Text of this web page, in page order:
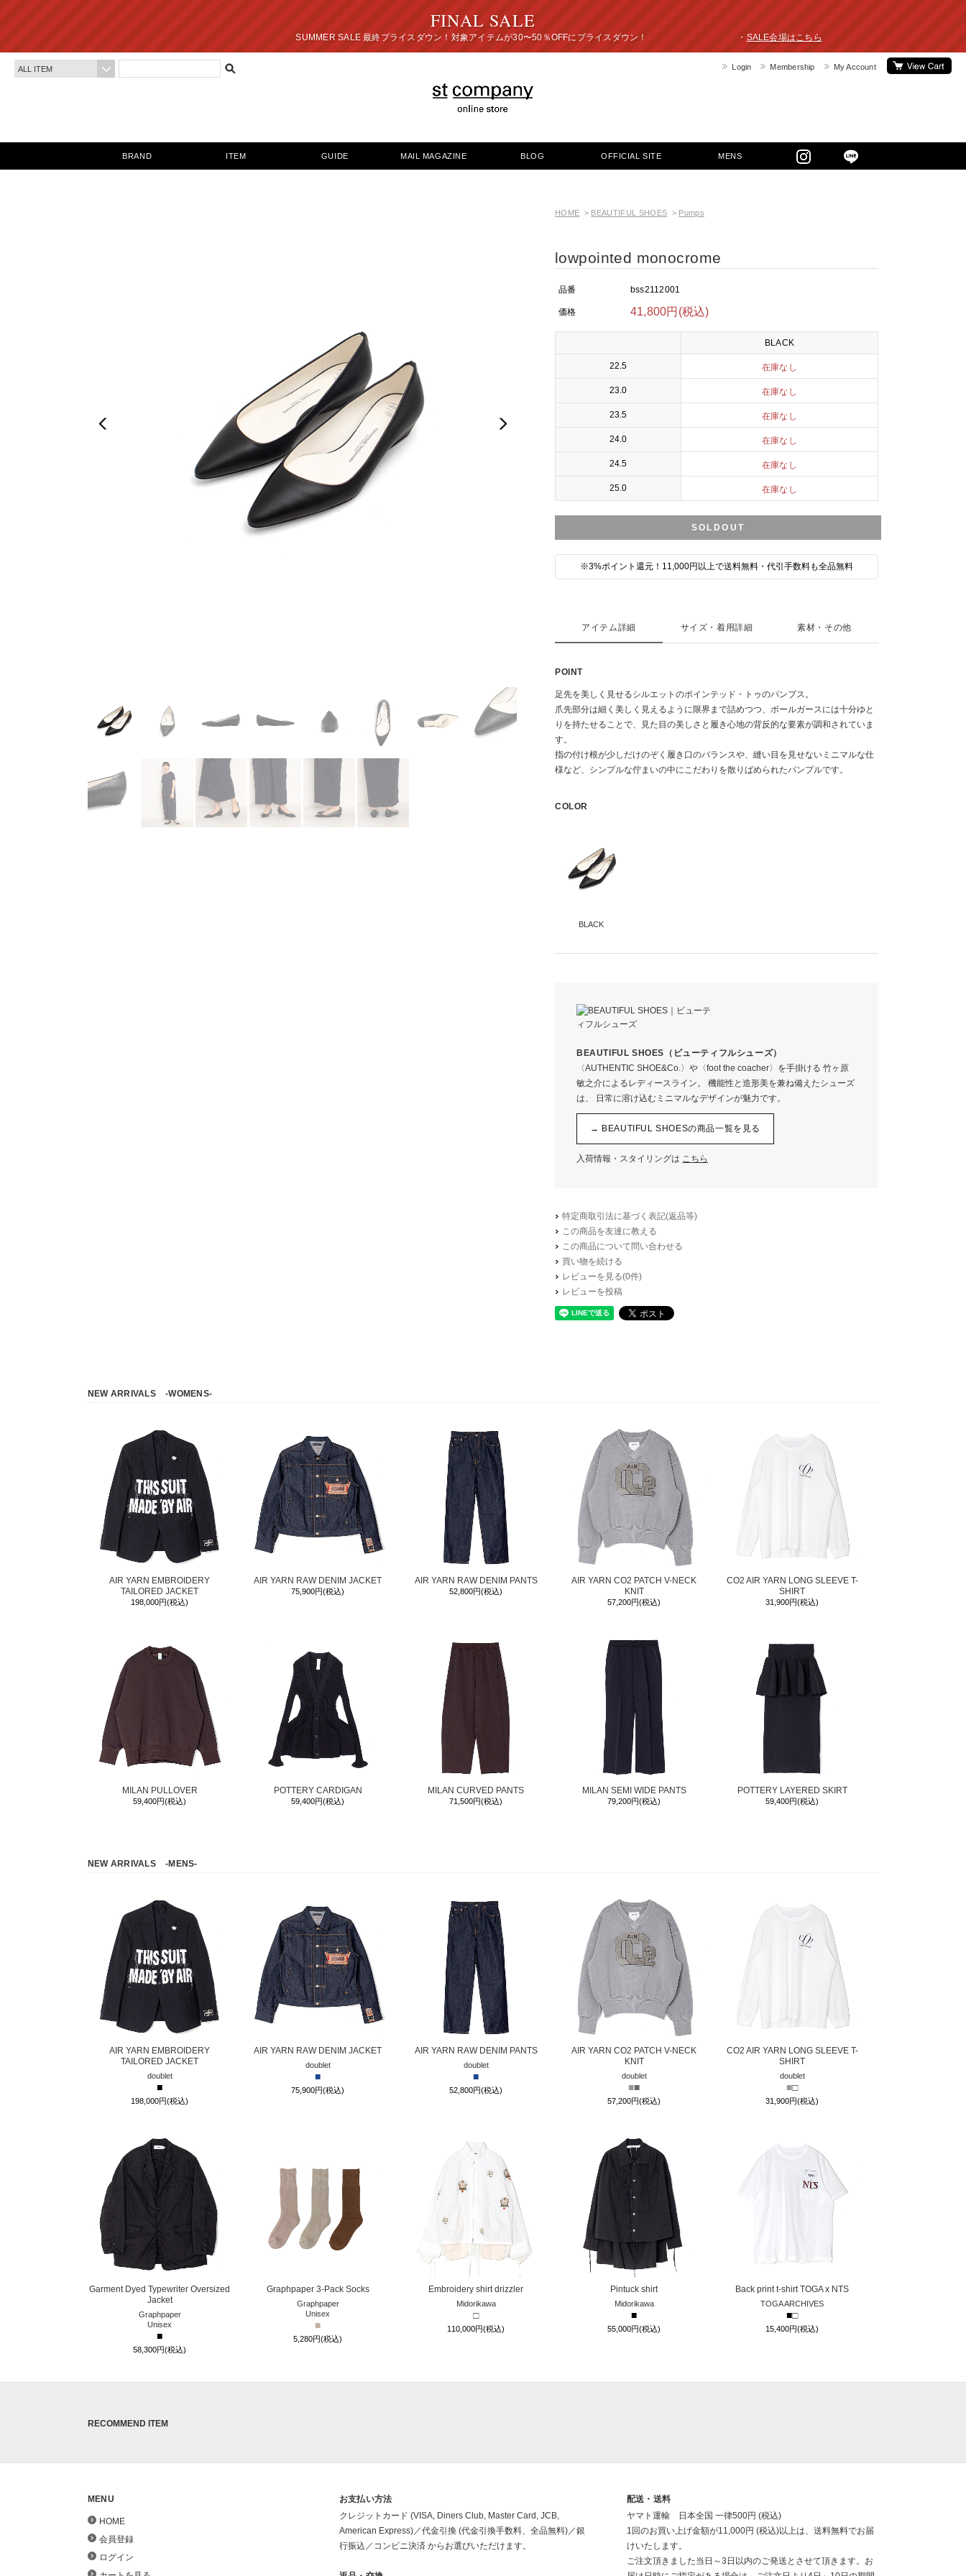
FINAL SALE
SUMMER SALE 最終プライスダウン！対象アイテムが30〜50％OFFにプライスダウン！ ・ SALE会場はこちら
My Account
Membership
Login
BRAND ITEM GUIDE MAIL MAGAZINE BLOG OFFICIAL SITE MENS
Previous Next
HOME > BEAUTIFUL SHOES > Pumps
lowpointed monocrome
品番 bss2112001
価格 41,800円(税込)
BLACK
22.5 在庫なし
23.0 在庫なし
23.5 在庫なし
24.0 在庫なし
24.5 在庫なし
25.0 在庫なし
SOLDOUT
※3%ポイント還元！11,000円以上で送料無料・代引手数料も全品無料
アイテム詳細
POINT
足先を美しく見せるシルエットのポインテッド・トゥのパンプス。
爪先部分は細く美しく見えるように限界まで詰めつつ、ボールガースには十分ゆと
りを持たせることで、見た目の美しさと履き心地の背反的な要素が調和されていま
す。
指の付け根が少しだけのぞく履き口のバランスや、縫い目を見せないミニマルな仕
様など、シンプルな佇まいの中にこだわりを散りばめられたパンプルです。
COLOR
BLACK
サイズ・着用詳細 素材・その他
本体
製法 セメント製法
BEAUTIFUL SHOES（ビューティフルシューズ）
〈AUTHENTIC SHOE&Co.〉や〈foot the coacher〉を手掛ける 竹ヶ原
敏之介によるレディースライン。 機能性と造形美を兼ね備えたシューズ
は、 日常に溶け込むミニマルなデザインが魅力です。
→ BEAUTIFUL SHOESの商品一覧を見る
入荷情報・スタイリングは こちら
特定商取引法に基づく表記(返品等)
この商品を友達に教える
この商品について問い合わせる
買い物を続ける
レビューを見る(0件)
レビューを投稿
NEW ARRIVALS -WOMENS-
AIR YARN EMBROIDERY
TAILORED JACKET
198,000円(税込)
AIR YARN RAW DENIM JACKET
75,900円(税込)
AIR YARN RAW DENIM PANTS
52,800円(税込)
AIR YARN CO2 PATCH V-NECK
KNIT
57,200円(税込)
CO2 AIR YARN LONG SLEEVE T-
SHIRT
31,900円(税込)
MILAN PULLOVER
59,400円(税込)
POTTERY CARDIGAN
59,400円(税込)
MILAN CURVED PANTS
71,500円(税込)
MILAN SEMI WIDE PANTS
79,200円(税込)
POTTERY LAYERED SKIRT
59,400円(税込)
NEW ARRIVALS -MENS-
AIR YARN EMBROIDERY
TAILORED JACKET
doublet
■
198,000円(税込)
AIR YARN RAW DENIM JACKET
doublet
■
75,900円(税込)
AIR YARN RAW DENIM PANTS
doublet
■
52,800円(税込)
AIR YARN CO2 PATCH V-NECK
KNIT
doublet
■■
57,200円(税込)
CO2 AIR YARN LONG SLEEVE T-
SHIRT
doublet
■□
31,900円(税込)
Garment Dyed Typewriter Oversized
Jacket
Graphpaper
Unisex
■
58,300円(税込)
Graphpaper 3-Pack Socks
Graphpaper
Unisex
■
5,280円(税込)
Embroidery shirt drizzler
Midorikawa
□
110,000円(税込)
Pintuck shirt
Midorikawa
■
55,000円(税込)
Back print t-shirt TOGA x NTS
TOGA ARCHIVES
■□
15,400円(税込)
RECOMMEND ITEM
MENU
HOME
会員登録
ログイン
お支払い方法
クレジットカード (VISA, Diners Club, Master Card, JCB,
American Express)／代金引換 (代金引換手数料、全品無料)／銀
行振込／コンビニ決済 からお選びいただけます。
配送・送料
ヤマト運輸 日本全国 一律500円 (税込)
1回のお買い上げ金額が11,000円 (税込)以上は、送料無料でお届
けいたします。
ご注文頂きました当日～3日以内のご発送とさせて頂きます。お